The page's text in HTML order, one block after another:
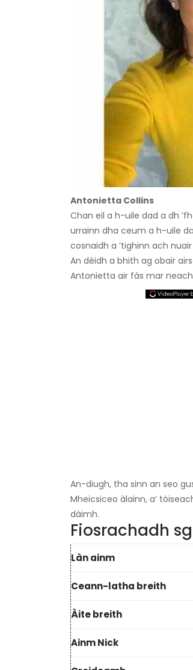
Antonietta Collins
Chan eil a h-uile dad a dh
urrainn dha ceum a h-uile
cosnaidh a ’tighinn ach
An dèidh a bhith ag obair
Antonietta air fàs mar
An-diugh, tha sinn an seo
Mheicsiceo àlainn, a’
dàimh.
Fiosrachadh
Làn ainm
Ceann-latha breith
Àite breith
Ainm Nick